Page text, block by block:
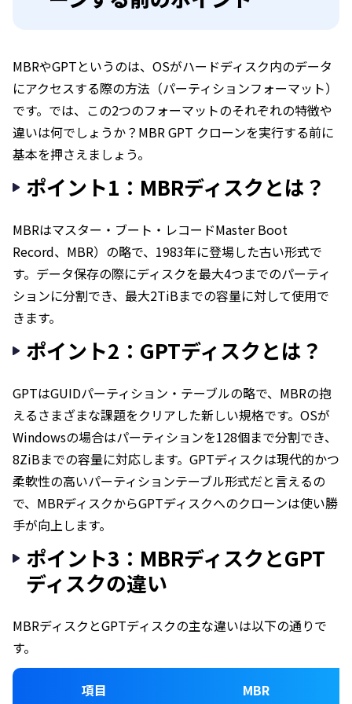
MBRやGPTというのは、OSがハードディスク内のデータ
にアクセスする際の方法（パーティションフォーマット）
です。では、この2つのフォーマットのそれぞれの特徴や
違いは何でしょうか？MBR GPT クローンを実行する前に
基本を押さえましょう。
ポイント1：MBRディスクとは？
MBRはマスター・ブート・レコードMaster Boot
Record、MBR）の略で、1983年に登場した古い形式で
す。データ保存の際にディスクを最大4つまでのパーティ
ションに分割でき、最大2TiBまでの容量に対して使用で
きます。
ポイント2：GPTディスクとは？
GPTはGUIDパーティション・テーブルの略で、MBRの抱
えるさまざまな課題をクリアした新しい規格です。OSが
Windowsの場合はパーティションを128個まで分割でき、
8ZiBまでの容量に対応します。GPTディスクは現代的かつ
柔軟性の高いパーティションテーブル形式だと言えるの
で、MBRディスクからGPTディスクへのクローンは使い勝
手が向上します。
ポイント3：MBRディスクとGPT
ディスクの違い
MBRディスクとGPTディスクの主な違いは以下の通りで
す。
項目 MBR